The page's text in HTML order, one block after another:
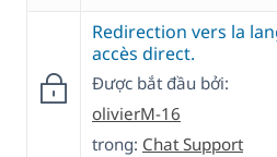
Redirection vers la
accès direct.
Được bắt đầu bởi:
olivierM-16
trong: Chat Support